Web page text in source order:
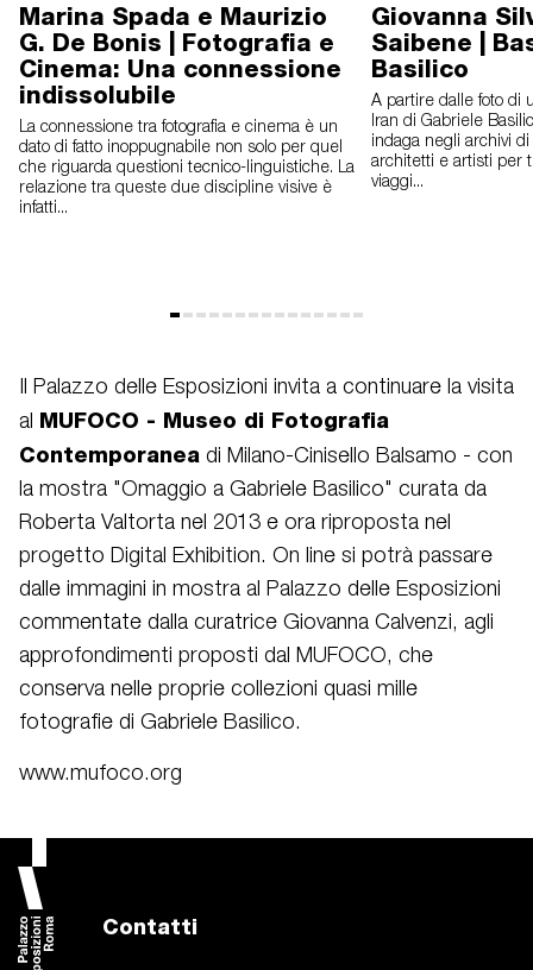
Marina Spada e Maurizio
G. De Bonis | Fotografia e
Cinema: Una connessione
indissolubile
La connessione tra fotografia e cinema è un
dato di fatto inoppugnabile non solo per quel
che riguarda questioni tecnico-linguistiche. La
relazione tra queste due discipline visive è
infatti...
Giovanna
Saibene |
Basilico
A partire dalle foto di
Iran di Gabriele
indaga negli archivi di
architetti e artisti per
viaggi...
Il Palazzo delle Esposizioni invita a continuare la visita
al MUFOCO - Museo di Fotografia
Contemporanea di Milano-Cinisello Balsamo - con
la mostra "Omaggio a Gabriele Basilico" curata da
Roberta Valtorta nel 2013 e ora riproposta nel
progetto Digital Exhibition. On line si potrà passare
dalle immagini in mostra al Palazzo delle Esposizioni
commentate dalla curatrice Giovanna Calvenzi, agli
approfondimenti proposti dal MUFOCO, che
conserva nelle proprie collezioni quasi mille
fotografie di Gabriele Basilico.
www.mufoco.org
Contatti